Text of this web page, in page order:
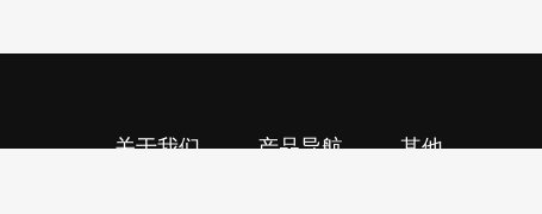
关于我们 产品导航 其他